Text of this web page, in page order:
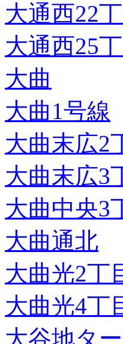
大通西22
大通西25
大曲
大曲1号線
大曲末広2
大曲末広3
大曲中央3
大曲通北
大曲光2丁
大曲光4丁
大谷地タ